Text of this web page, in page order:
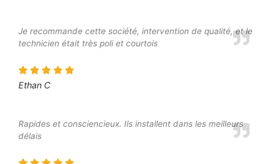
Je recommande cette société, intervention de qualité, et le
technicien était très poli et courtois
Ethan C
Rapides et consciencieux. Ils installent dans les meilleurs
délais